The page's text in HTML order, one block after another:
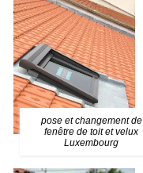
pose et changement de
fenêtre de toit et velux
Luxembourg